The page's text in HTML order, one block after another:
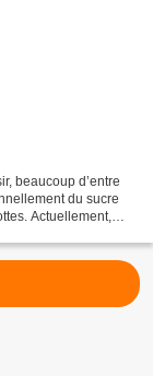
beaucoup d’entre
du sucre
Actuellement,